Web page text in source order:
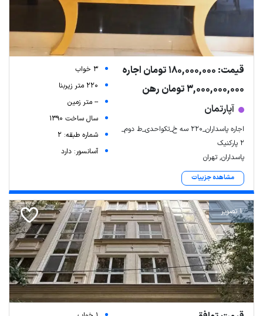
قیمت: 180,000,000 تومان اجاره
3,000,000,000 تومان رهن
آپارتمان
اجاره پاسداران_۲۲۰ سه خ_تکواحدی_ط دوم_
۲ پارکنیک
پاسداران, تهران
مشاهده جزییات
3 خواب
220 متر زیربنا
-- متر زمین
سال ساخت 1390
شماره طبقه: 2
آسانسور: دارد
1 تصویر